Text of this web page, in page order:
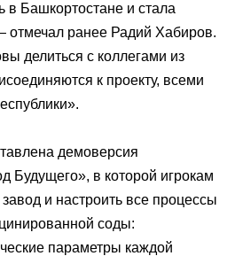
в Башкортостане и стала
отмечал ранее Радий Хабиров.
делиться с коллегами из
к проекту, всеми
демоверсия
Будущего», в которой игрокам
завод и настроить все процессы
соды:
параметры каждой